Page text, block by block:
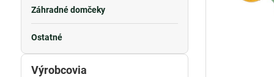
Výrobcovia
Záhradné domčeky
Ostatné